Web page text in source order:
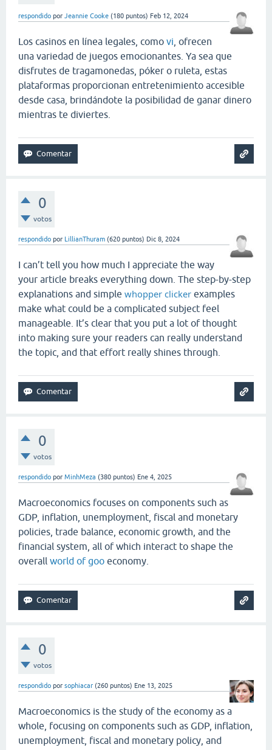
respondido por Jeannie Cooke (180 puntos) Feb 12, 2024
Los casinos en línea legales, como vi , ofrecen
una variedad de juegos emocionantes. Ya sea que
disfrutes de tragamonedas, póker o ruleta, estas
plataformas proporcionan entretenimiento accesible
desde casa, brindándote la posibilidad de ganar dinero
mientras te diviertes.
0
votos
respondido por LillianThuram (620 puntos) Dic 8, 2024
I can’t tell you how much I appreciate the way
your article breaks everything down. The step-by-step
explanations and simple whopper clicker examples
make what could be a complicated subject feel
manageable. It’s clear that you put a lot of thought
into making sure your readers can really understand
the topic, and that effort really shines through.
0
votos
respondido por MinhMeza (380 puntos) Ene 4, 2025
Macroeconomics focuses on components such as
GDP, inflation, unemployment, fiscal and monetary
policies, trade balance, economic growth, and the
financial system, all of which interact to shape the
overall world of goo economy.
0
votos
respondido por sophiacar (260 puntos) Ene 13, 2025
Macroeconomics is the study of the economy as a
whole, focusing on components such as GDP, inflation,
unemployment, fiscal and monetary policy, and